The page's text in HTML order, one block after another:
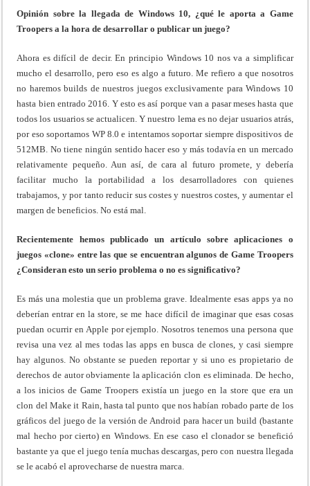
Opinión sobre la llegada de Windows 10, ¿qué le aporta a Game
Troopers a la hora de desarrollar o publicar un juego?
Ahora es difícil de decir. En principio Windows 10 nos va a simplificar
mucho el desarrollo, pero eso es algo a futuro. Me refiero a que nosotros
no haremos builds de nuestros juegos exclusivamente para Windows 10
hasta bien entrado 2016. Y esto es así porque van a pasar meses hasta que
todos los usuarios se actualicen. Y nuestro lema es no dejar usuarios atrás,
por eso soportamos WP 8.0 e intentamos soportar siempre dispositivos de
512MB. No tiene ningún sentido hacer eso y más todavía en un mercado
relativamente pequeño. Aun así, de cara al futuro promete, y debería
facilitar mucho la portabilidad a los desarrolladores con quienes
trabajamos, y por tanto reducir sus costes y nuestros costes, y aumentar el
margen de beneficios. No está mal.
Recientemente hemos publicado un artículo sobre aplicaciones o
juegos «clone» entre las que se encuentran algunos de Game Troopers
¿Consideran esto un serio problema o no es significativo?
Es más una molestia que un problema grave. Idealmente esas apps ya no
deberían entrar en la store, se me hace difícil de imaginar que esas cosas
puedan ocurrir en Apple por ejemplo. Nosotros tenemos una persona que
revisa una vez al mes todas las apps en busca de clones, y casi siempre
hay algunos. No obstante se pueden reportar y si uno es propietario de
derechos de autor obviamente la aplicación clon es eliminada. De hecho,
a los inicios de Game Troopers existía un juego en la store que era un
clon del Make it Rain, hasta tal punto que nos habían robado parte de los
gráficos del juego de la versión de Android para hacer un build (bastante
mal hecho por cierto) en Windows. En ese caso el clonador se benefició
bastante ya que el juego tenía muchas descargas, pero con nuestra llegada
se le acabó el aprovecharse de nuestra marca.